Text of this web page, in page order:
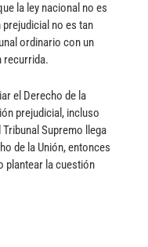
la ley nacional no es
no es tan
ordinario con un
recurrida.
el Derecho de la
prejudicial, incluso
Supremo llega
de la Unión, entonces
plantear la cuestión